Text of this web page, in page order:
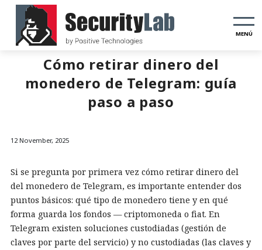
MENÚ
Cómo retirar dinero del
monedero de Telegram: guía
paso a paso
12 November, 2025
Si se pregunta por primera vez cómo retirar dinero del
del monedero de Telegram, es importante entender dos
puntos básicos: qué tipo de monedero tiene y en qué
forma guarda los fondos — criptomoneda o fiat. En
Telegram existen soluciones custodiadas (gestión de
claves por parte del servicio) y no custodiadas (las claves y